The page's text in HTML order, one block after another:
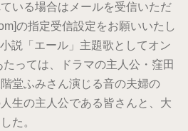
いる場合はメールを受信いただ
の指定受信設定をお願いいたし
説「エール」主題歌としてオン
っては、ドラマの主人公・窪田
堂ふみさん演じる音の夫婦の
生の主人公である皆さんと、大
た。